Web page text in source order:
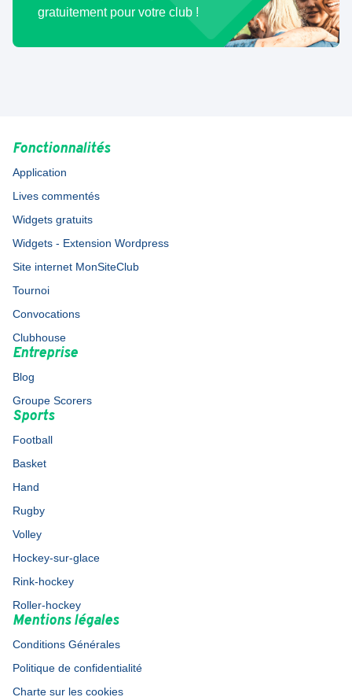
gratuitement pour votre club !
Fonctionnalités
Application
Lives commentés
Widgets gratuits
Widgets - Extension Wordpress
Site internet MonSiteClub
Tournoi
Convocations
Clubhouse
Entreprise
Blog
Groupe Scorers
Sports
Football
Basket
Hand
Rugby
Volley
Hockey-sur-glace
Rink-hockey
Roller-hockey
Mentions légales
Conditions Générales
Politique de confidentialité
Charte sur les cookies